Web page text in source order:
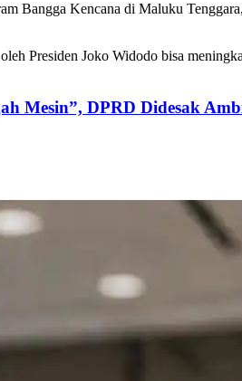
Bangga Kencana di Maluku
Presiden Joko Widodo bisa
Mesin”, DPRD Didesak